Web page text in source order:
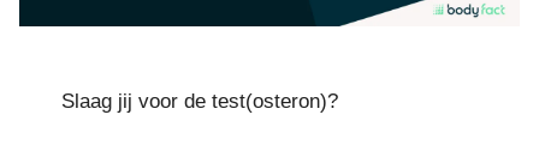
Slaag jij voor de test(osteron)?